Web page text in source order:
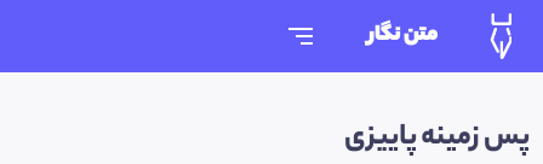
متن نگار
پس زمینه پاییزی